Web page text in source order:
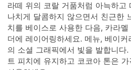
라떼 위의 코랄 거품처럼 아늑하고
나치게 달콤하지 않으면서 친근한
치를 베이스로 사용한 다음, 카라
더에 레이어링하세요. 메뉴, 베이
의 소셜 그래픽에서 빛을 발합니다
트 피치에 유지하고 코코아 톤은